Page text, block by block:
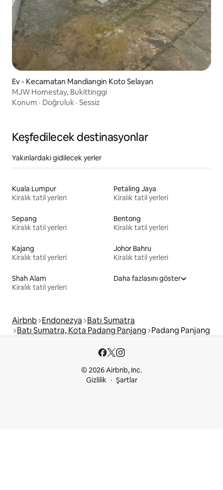
Ev - Kecamatan Mandiangin Koto Selayan
MJW Homestay, Bukittinggi
Konum · Doğruluk · Sessiz
Keşfedilecek destinasyonlar
Yakınlardaki gidilecek yerler
Kuala Lumpur
Kiralık tatil yerleri
Petaling Jaya
Kiralık tatil yerleri
Sepang
Kiralık tatil yerleri
Bentong
Kiralık tatil yerleri
Kajang
Kiralık tatil yerleri
Johor Bahru
Kiralık tatil yerleri
Shah Alam
Kiralık tatil yerleri
Daha fazlasını göster
Airbnb Endonezya Batı Sumatra
Batı Sumatra, Kota Padang Panjang Padang Panjang
© 2026 Airbnb, Inc.
Gizlilik
Şartlar